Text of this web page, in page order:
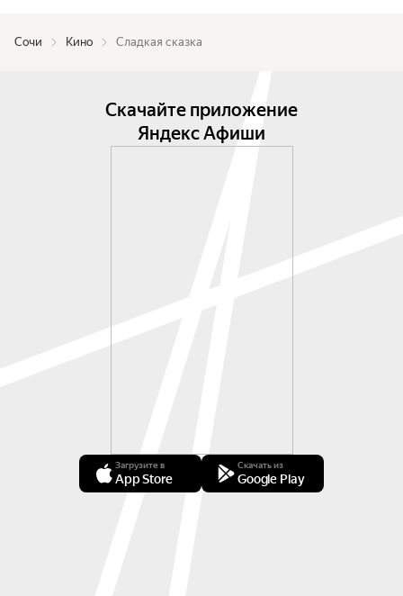
Сочи Кино Сладкая сказка
Скачайте приложение
Яндекс Афиши
Загрузите в
App Store
Скачать из
Google Play